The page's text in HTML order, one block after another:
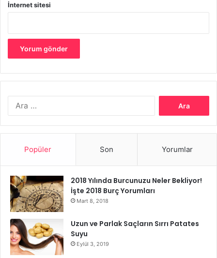
düzenine sahip olmasını sağlayabilir.
Sonuç olarak, bebekleri ayakta sallamak, sakinleştirici bir
etkiye sahip olabilir ve uyku düzenini sağlamada geçici bir
rahatı için dikkatli olunmalı ve diğer uyku yöntemleriyle
İnternet sitesi
Popüler Son Yorumlar
2018 Yılında Burcunuzu Neler Bekliyor!
İşte 2018 Burç Yorumları
Mart 8, 2018
Uzun ve Parlak Saçların Sırrı Patates
Suyu
Eylül 3, 2019